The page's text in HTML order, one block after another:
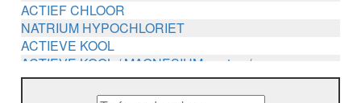
ACTIEF CHLOOR
NATRIUM HYPOCHLORIET
ACTIEVE KOOL
ACTIEVE KOOL / MAGNESIUM zouten /
METHENAMINE
ADALIMUMAB